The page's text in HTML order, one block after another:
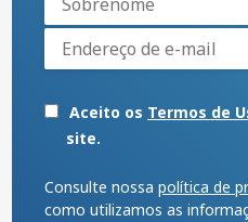
Aceito os Termos de
site.
Consulte nossa política de
como utilizamos as